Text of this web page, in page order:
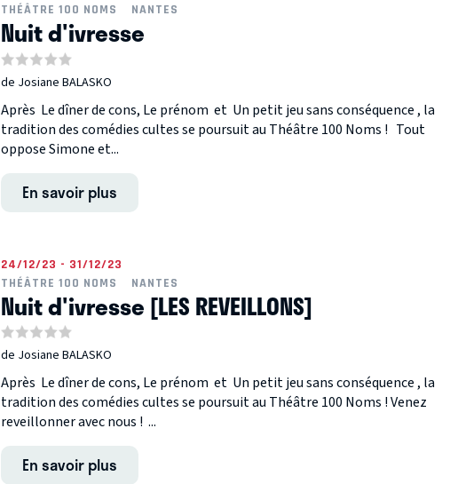
THÉÂTRE 100 NOMS
NANTES
Nuit d'ivresse
de Josiane BALASKO
Après Le dîner de cons, Le prénom et Un petit jeu sans conséquence , la
tradition des comédies cultes se poursuit au Théâtre 100 Noms ! Tout
oppose Simone et...
En savoir plus
24/12/23 - 31/12/23
THÉÂTRE 100 NOMS
NANTES
Nuit d'ivresse [LES REVEILLONS]
de Josiane BALASKO
Après Le dîner de cons, Le prénom et Un petit jeu sans conséquence , la
tradition des comédies cultes se poursuit au Théâtre 100 Noms ! Venez
reveillonner avec nous ! ...
En savoir plus